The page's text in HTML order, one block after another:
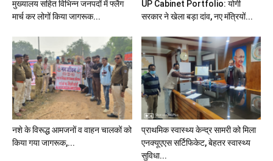
मुख्यालय सहित विभिन्न जनपदों में फ्लैग
मार्च कर लोगों किया जागरूक...
UP Cabinet Portfolio: योगी
सरकार ने खेला बड़ा दांव, नए मंत्रियों...
नशे के विरूद्ध आमजनों व वाहन चालकों को
किया गया जागरूक,...
प्राथमिक स्वास्थ्य केन्द्र सामरी को मिला
एनक्यूएएस सर्टिफिकेट, बेहतर स्वास्थ्य
सुविधा...